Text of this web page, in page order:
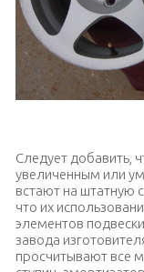
Следует добавить,
увеличенным или
встают на штатную
что их
элементов
завода
просчитывают все